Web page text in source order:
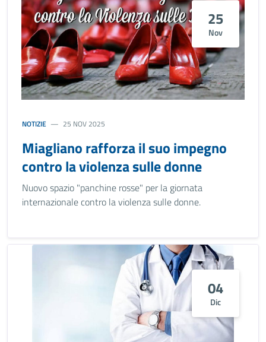
25
Nov
NOTIZIE 25 NOV 2025
Miagliano rafforza il suo impegno
contro la violenza sulle donne
Nuovo spazio "panchine rosse" per la giornata
internazionale contro la violenza sulle donne.
04
Dic